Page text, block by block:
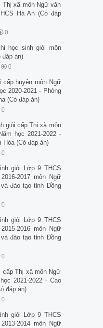
xã môn Ngữ văn
Hà An (Có đáp
0
học sinh giỏi môn
đáp án)
0
cấp huyện môn Ngữ
2020-2021 - Phòng
(Có đáp án)
0
giỏi cấp Thị xã môn
học 2021-2022 -
(Có đáp án)
0
giỏi Lớp 9 THCS
2017 môn Ngữ
đào tạo tỉnh Đồng
0
giỏi Lớp 9 THCS
2016 môn Ngữ
đào tạo tỉnh Đồng
0
Thị xã môn Ngữ
2021-2022 - Cao
đáp án)
0
giỏi Lớp 9 THCS
2014 môn Ngữ